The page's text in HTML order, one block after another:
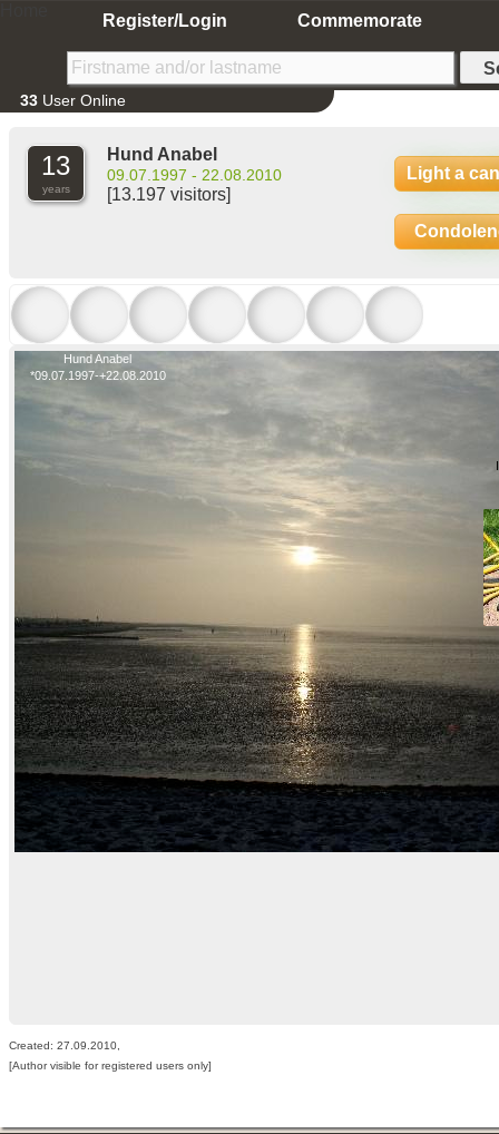
Register/Login Commemorate
33 User Online
13
years
Hund Anabel
09.07.1997 - 22.08.2010
[13.197 visitors]
Light a
Hund Anabel
*09.07.1997-+22.08.2010
Created: 27.09.2010,
[Author visible for registered users only]